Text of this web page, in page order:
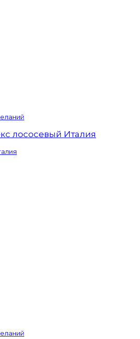
лососевый Италия